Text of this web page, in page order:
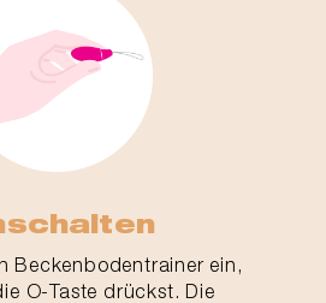
Beckenbodentrainer ein,
O-Taste drückst. Die